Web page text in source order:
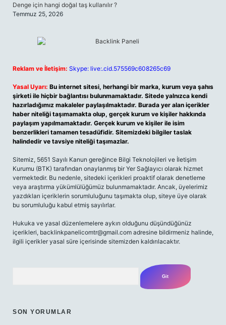
Denge için hangi doğal taş kullanılır ?
Temmuz 25, 2026
Reklam ve İletişim: Skype: live:.cid.575569c608265c69
Yasal Uyarı: Bu internet sitesi, herhangi bir marka, kurum veya şahıs
şirketi ile hiçbir bağlantısı bulunmamaktadır. Sitede yalnızca kendi
hazırladığımız makaleler paylaşılmaktadır. Burada yer alan içerikler
haber niteliği taşımamakta olup, gerçek kurum ve kişiler hakkında
paylaşım yapılmamaktadır. Gerçek kurum ve kişiler ile isim
benzerlikleri tamamen tesadüfidir. Sitemizdeki bilgiler taslak
halindedir ve tavsiye niteliği taşımazlar.
Sitemiz, 5651 Sayılı Kanun gereğince Bilgi Teknolojileri ve İletişim
Kurumu (BTK) tarafından onaylanmış bir Yer Sağlayıcı olarak hizmet
vermektedir. Bu nedenle, sitedeki içerikleri proaktif olarak denetleme
veya araştırma yükümlülüğümüz bulunmamaktadır. Ancak, üyelerimiz
yazdıkları içeriklerin sorumluluğunu taşımakta olup, siteye üye olarak
bu sorumluluğu kabul etmiş sayılırlar.
Hukuka ve yasal düzenlemelere aykırı olduğunu düşündüğünüz
içerikleri, backlinkpanelicomtr@gmail.com adresine bildirmeniz halinde,
ilgili içerikler yasal süre içerisinde sitemizden kaldırılacaktır.
SON YORUMLAR